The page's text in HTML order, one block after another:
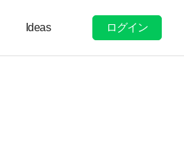
Ideas ログイン